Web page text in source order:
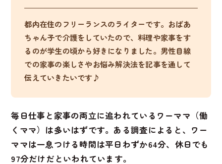
都内在住のフリーランスのライターです。おばあ
ちゃん子で介護をしていたので、料理や家事をす
るのが学生の頃から好きになりました。男性目線
での家事の楽しさやお悩み解決法を記事を通して
伝えていきたいです♪
毎日仕事と家事の両立に追われているワーママ（働
くママ）は多いはずです。ある調査によると、ワー
ママは一息つける時間は平日わずか64分、休日でも
97分だけだといわれています。